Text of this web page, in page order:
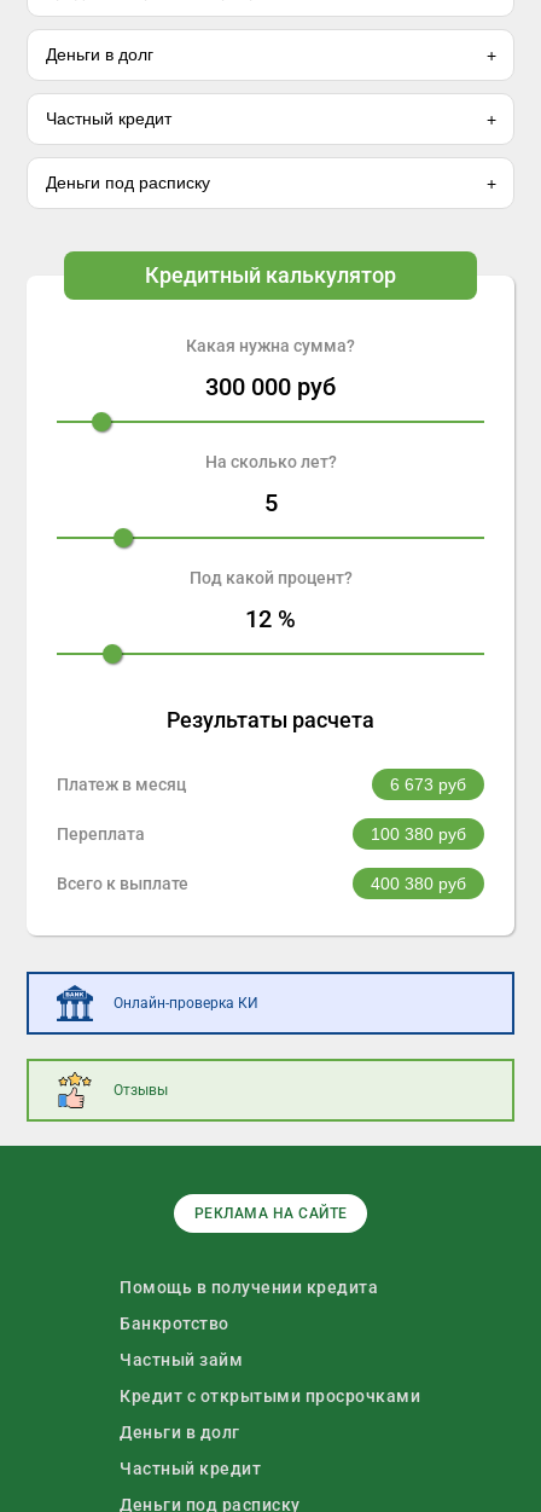
Деньги в долг
Частный кредит
Деньги под расписку
Кредитный калькулятор
Какая нужна сумма?
300 000 руб
На сколько лет?
5
Под какой процент?
12 %
Результаты расчета
Платеж в месяц 6 673 руб
Переплата 100 380руб
Всего к выплате 400 380руб
Онлайн-проверка КИ
Отзывы
РЕКЛАМА НА САЙТЕ
Помощь в получении кредита
Банкротство
Частный займ
Кредит с открытыми просрочками
Деньги в долг
Частный кредит
Деньги под расписку